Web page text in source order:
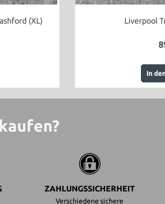
(XL) Liverpool
In
ZAHLUNGSSICHERHEIT
Verschiedene sichere